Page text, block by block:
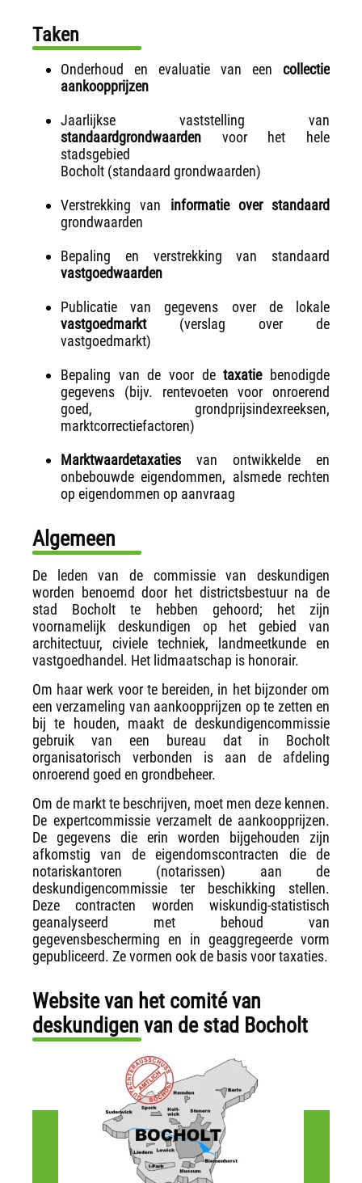
Taken
Onderhoud en evaluatie van een collectie
aankoopprijzen
Jaarlijkse vaststelling van
standaardgrondwaarden voor het hele
stadsgebied
Bocholt (standaard grondwaarden)
Verstrekking van informatie over standaard
grondwaarden
Bepaling en verstrekking van standaard
vastgoedwaarden
Publicatie van gegevens over de lokale
vastgoedmarkt (verslag over de
vastgoedmarkt)
Bepaling van de voor detaxatie benodigde
gegevens (bijv. rentevoeten voor onroerend
goed, grondprijsindexreeksen,
marktcorrectiefactoren)
Marktwaardetaxaties van ontwikkelde en
onbebouwde eigendommen, alsmede rechten
op eigendommen op aanvraag
Algemeen
De leden van de commissie van deskundigen
worden benoemd door het districtsbestuur na de
stad Bocholt te hebben gehoord; het zijn
voornamelijk deskundigen op het gebied van
architectuur, civiele techniek, landmeetkunde en
vastgoedhandel. Het lidmaatschap is honorair.
Om haar werk voor te bereiden, in het bijzonder om
een verzameling van aankoopprijzen op te zetten en
bij te houden, maakt de deskundigencommissie
gebruik van een bureau dat in Bocholt
organisatorisch verbonden is aan de afdeling
onroerend goed en grondbeheer.
Om de markt te beschrijven, moet men deze kennen.
De expertcommissie verzamelt de aankoopprijzen.
De gegevens die erin worden bijgehouden zijn
afkomstig van de eigendomscontracten die de
notariskantoren (notarissen) aan de
deskundigencommissie ter beschikking stellen.
Deze contracten worden wiskundig-statistisch
geanalyseerd met behoud van
gegevensbescherming en in geaggregeerde vorm
gepubliceerd. Ze vormen ook de basis voor taxaties.
Website van het comité van
deskundigen van de stad Bocholt